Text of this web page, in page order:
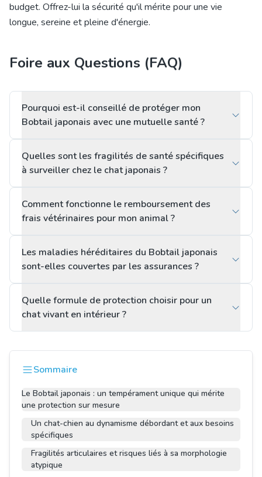
budget. Offrez-lui la sécurité qu'il mérite pour une vie
longue, sereine et pleine d'énergie.
Foire aux Questions (FAQ)
Pourquoi est-il conseillé de protéger mon
Bobtail japonais avec une mutuelle santé ?
Quelles sont les fragilités de santé spécifiques
à surveiller chez le chat japonais ?
Comment fonctionne le remboursement des
frais vétérinaires pour mon animal ?
Les maladies héréditaires du Bobtail japonais
sont-elles couvertes par les assurances ?
Quelle formule de protection choisir pour un
chat vivant en intérieur ?
Sommaire
Le Bobtail japonais : un tempérament unique qui mérite
une protection sur mesure
Un chat-chien au dynamisme débordant et aux besoins
spécifiques
Fragilités articulaires et risques liés à sa morphologie
atypique